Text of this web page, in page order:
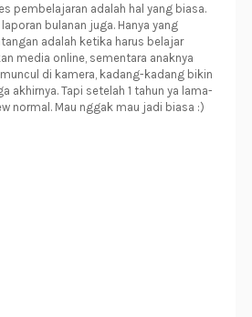
pembelajaran adalah hal yang biasa.
bulanan juga. Hanya yang
adalah ketika harus belajar
media online, sementara anaknya
di kamera, kadang-kadang bikin
akhirnya. Tapi setelah 1 tahun ya lama-
normal. Mau nggak mau jadi biasa :)